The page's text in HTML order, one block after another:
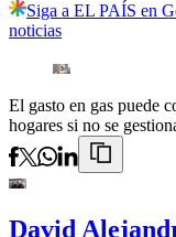
Siga a EL PAÍS en
noticias
El gasto en gas puede
hogares si no se
David